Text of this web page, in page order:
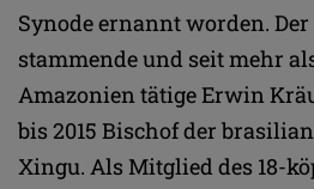
Synode ernannt worden.
stammende und seit mehr
Amazonien tätige Erwin
bis 2015 Bischof der
Xingu. Als Mitglied des 18-